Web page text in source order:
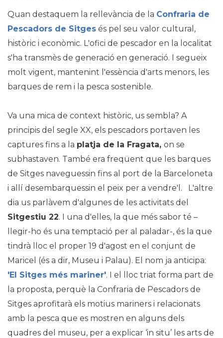
Quan destaquem la rellevància de la Confraria de
Pescadors de Sitges és pel seu valor cultural,
històric i econòmic. L'ofici de pescador en la localitat
s'ha transmès de generació en generació. I segueix
molt vigent, mantenint l'essència d'arts menors, les
barques de rem i la pesca sostenible.
Va una mica de context històric, us sembla? A
principis del segle XX, els pescadors portaven les
captures fins a la platja de la Fragata, on se
subhastaven. També era freqüent que les barques
de Sitges naveguessin fins al port de la Barceloneta
i allí desembarquessin el peix per a vendre'l. L'altre
dia us parlàvem d'algunes de les activitats del
Sitgestiu 22. I una d'elles, la que més sabor té –
llegir-ho és una temptació per al paladar-, és la que
tindrà lloc el proper 19 d'agost en el conjunt de
Maricel (és a dir, Museu i Palau). El nom ja anticipa:
'El Sitges més mariner'. I el lloc triat forma part de
la proposta, perquè la Confraria de Pescadors de
Sitges aprofitarà els motius mariners i relacionats
amb la pesca que es mostren en alguns dels
quadres del museu, per a explicar ‘in situ’ les arts de